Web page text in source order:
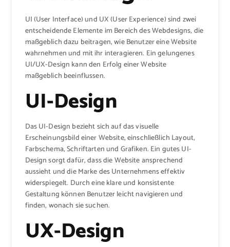
UI (User Interface) und UX (User Experience) sind zwei
entscheidende Elemente im Bereich des Webdesigns, die
maßgeblich dazu beitragen, wie Benutzer eine Website
wahrnehmen und mit ihr interagieren. Ein gelungenes
UI/UX-Design kann den Erfolg einer Website
maßgeblich beeinflussen.
UI-Design
Das UI-Design bezieht sich auf das visuelle
Erscheinungsbild einer Website, einschließlich Layout,
Farbschema, Schriftarten und Grafiken. Ein gutes UI-
Design sorgt dafür, dass die Website ansprechend
aussieht und die Marke des Unternehmens effektiv
widerspiegelt. Durch eine klare und konsistente
Gestaltung können Benutzer leicht navigieren und
finden, wonach sie suchen.
UX-Design